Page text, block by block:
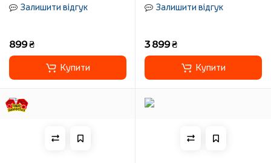
Залишити відгук
899 ₴
Купити
Залишити відгук
3 899 ₴
Купити